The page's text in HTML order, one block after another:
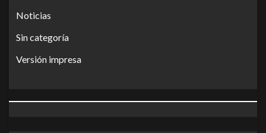
Noticias
Sin categoría
Versión impresa